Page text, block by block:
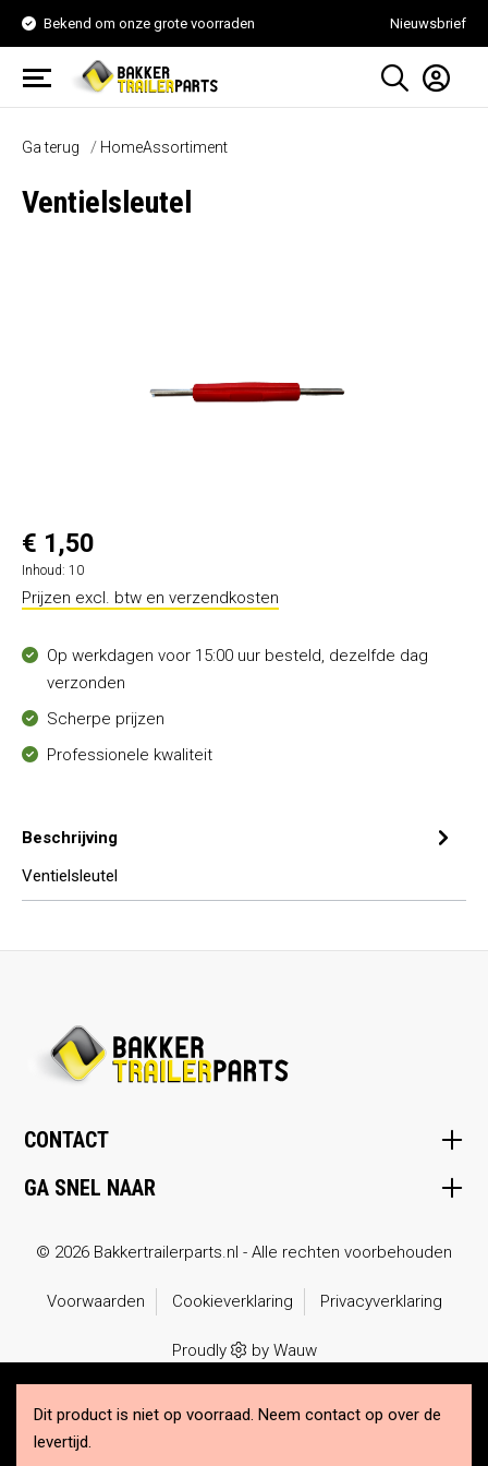
Bekend om onze grote voorraden Nieuwsbrief
Ga terug HomeAssortiment
Ventielsleutel
€ 1,50
Inhoud: 10
Prijzen excl. btw en verzendkosten
Dit product is niet op voorraad. Neem contact op over de
levertijd.
Op werkdagen voor 15:00 uur besteld, dezelfde dag
verzonden
Scherpe prijzen
Professionele kwaliteit
Beschrijving
Ventielsleutel
CONTACT
GA SNEL NAAR
© 2026 Bakkertrailerparts.nl - Alle rechten voorbehouden
Voorwaarden Cookieverklaring Privacyverklaring
Proudly by Wauw